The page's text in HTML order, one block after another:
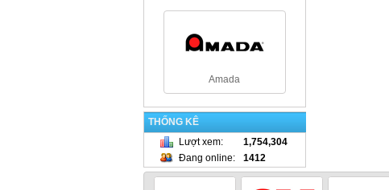
Amada
THỐNG KÊ
Lượt xem:
1,754,304
Đang online: 1412